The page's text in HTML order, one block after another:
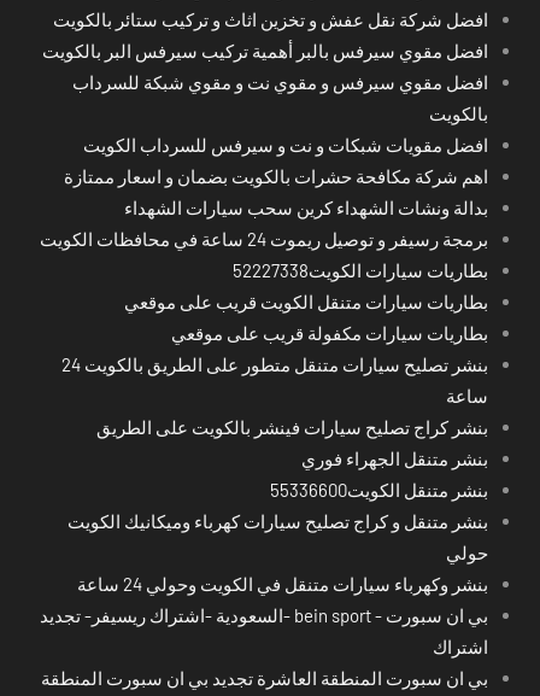
افضل شركة نقل عفش و تخزين اثاث و تركيب ستائر بالكويت
افضل مقوي سيرفس بالبر أهمية تركيب سيرفس البر بالكويت
افضل مقوي سيرفس و مقوي نت و مقوي شبكة للسرداب
بالكويت
افضل مقويات شبكات و نت و سيرفس للسرداب الكويت
اهم شركة مكافحة حشرات بالكويت بضمان و اسعار ممتازة
بدالة ونشات الشهداء كرين سحب سيارات الشهداء
برمجة رسيفر و توصيل ريموت 24 ساعة في محافظات الكويت
بطاريات سيارات الكويت52227338
بطاريات سيارات متنقل الكويت قريب على موقعي
بطاريات سيارات مكفولة قريب على موقعي
بنشر تصليح سيارات متنقل متطور على الطريق بالكويت 24
ساعة
بنشر كراج تصليح سيارات فينشر بالكويت على الطريق
بنشر متنقل الجهراء فوري
بنشر متنقل الكويت55336600
بنشر متنقل و كراج تصليح سيارات كهرباء وميكانيك الكويت
حولي
بنشر وكهرباء سيارات متنقل في الكويت وحولي 24 ساعة
بي ان سبورت - bein sport -السعودية -اشتراك ريسيفر- تجديد
اشتراك
بي ان سبورت المنطقة العاشرة تجديد بي ان سبورت المنطقة